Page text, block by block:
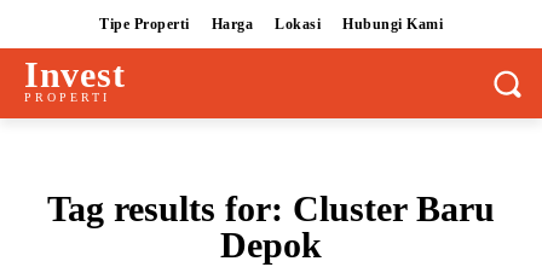
Tipe Properti Harga Lokasi Hubungi Kami
Invest
PROPERTI
Tag results for: Cluster Baru
Depok